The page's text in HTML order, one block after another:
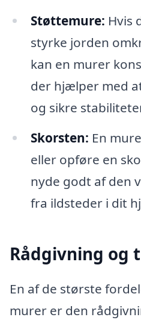
Støttemure: Hvis
styrke jorden
kan en murer
der hjælper med
og sikre
Skorsten: En
eller opføre en
nyde godt af den
fra ildsteder i dit
Rådgivning og
En af de største
murer er den